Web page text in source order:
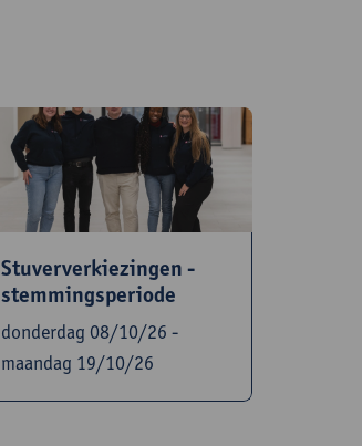
Stuververkiezingen -
stemmingsperiode
donderdag 08/10/26 -
maandag 19/10/26